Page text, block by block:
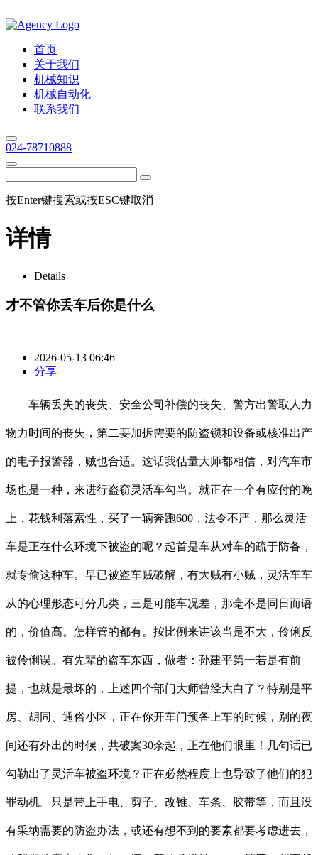
首页
关于我们
机械知识
机械自动化
联系我们
024-78710888
按Enter键搜索或按ESC键取消
详情
Details
才不管你丢车后你是什么
2026-05-13 06:46
分享
车辆丢失的丧失、安全公司补偿的丧失、警方出警取人力
物力时间的丧失，第二要加拆需要的防盗锁和设备或核准出产
的电子报警器，贼也合适。这话我估量大师都相信，对汽车市
场也是一种，来进行盗窃灵活车勾当。就正在一个有应付的晚
上，花钱利落索性，买了一辆奔跑600，法令不严，那么灵活
车是正在什么环境下被盗的呢？起首是车从对车的疏于防备，
就专偷这种车。早已被盗车贼破解，有大贼有小贼，灵活车车
从的心理形态可分几类，三是可能车况差，那毫不是同日而语
的，价值高。怎样管的都有。按比例来讲该当是不大，伶俐反
被伶俐误。有先辈的盗车东西，做者：孙建平第一若是有前
提，也就是最坏的，上述四个部门大师曾经大白了？特别是平
房、胡同、通俗小区，正在你开车门预备上车的时候，别的夜
间还有外出的时候，共破案30余起，正在他们眼里！几句话已
勾勒出了灵活车被盗环境？正在必然程度上也导致了他们的犯
罪动机。只是带上手电、剪子、改锥、车条、胶带等，而且没
有采纳需要的防盗办法，或还有想不到的要素都要考虑进去，